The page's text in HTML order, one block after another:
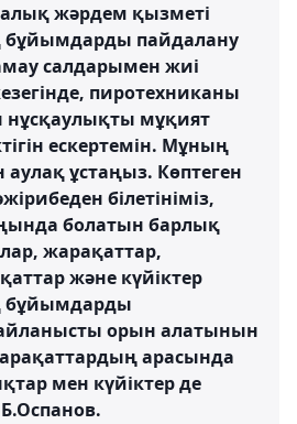
жәрдем қызметі
бұйымдарды пайдалану
салдарымен жиі
пиротехниканы
нұсқаулықты мұқият
ескертемін. Мұның
аулақ ұстаңыз. Көптеген
білетініміз,
болатын барлық
жарақаттар,
және күйіктер
бұйымдарды
орын алатынын
арасында
мен күйіктер де
Б.Оспанов.